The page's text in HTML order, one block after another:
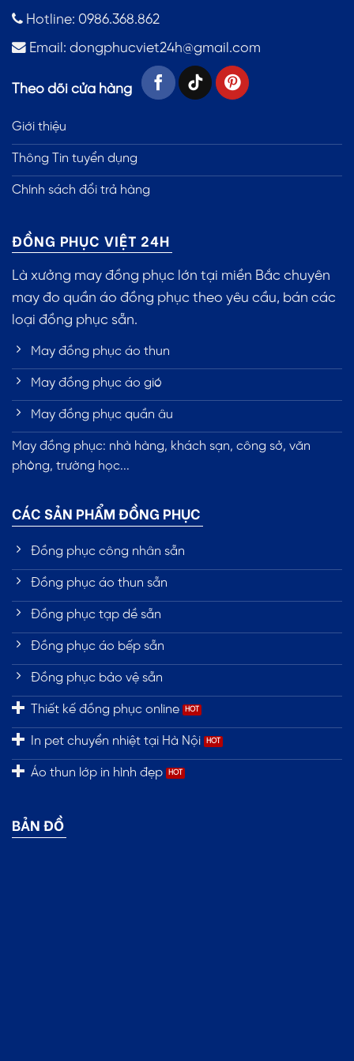
Hotline: 0986.368.862
Email: dongphucviet24h@gmail.com
Theo dõi cửa hàng
Giới thiệu
Thông Tin tuyển dụng
Chính sách đổi trả hàng
ĐỒNG PHỤC VIỆT 24H
Là xưởng may đồng phục lớn tại miền Bắc chuyên
may đo quần áo đồng phục theo yêu cầu, bán các
loại đồng phục sẵn.
May đồng phục áo thun
May đồng phục áo gió
May đồng phục quần âu
May đồng phục: nhà hàng, khách sạn, công sở, văn
phòng, trường học...
CÁC SẢN PHẨM ĐỒNG PHỤC
Đồng phục công nhân sẵn
Đồng phục áo thun sẵn
Đồng phục tạp dề sẵn
Đồng phục áo bếp sẵn
Đồng phục bảo vệ sẵn
Thiết kế đồng phục online
In pet chuyển nhiệt tại Hà Nội
Áo thun lớp in hình đẹp
BẢN ĐỒ